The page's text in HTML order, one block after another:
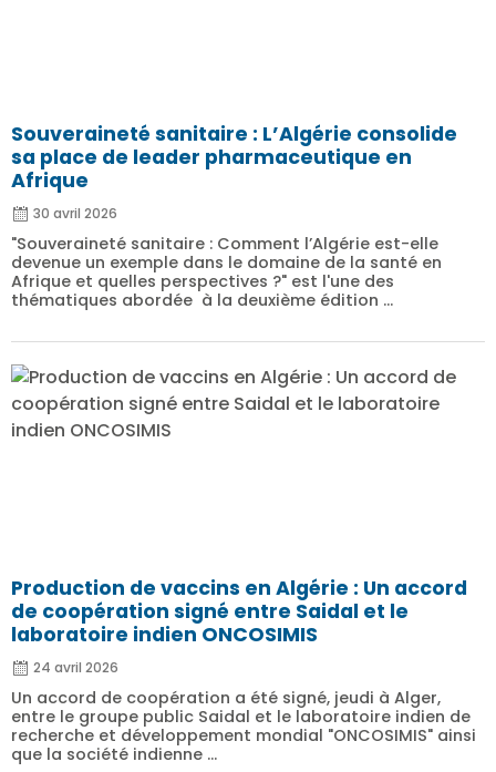
Souveraineté sanitaire : L’Algérie consolide
sa place de leader pharmaceutique en
Afrique
30 avril 2026
"Souveraineté sanitaire : Comment l’Algérie est-elle
devenue un exemple dans le domaine de la santé en
Afrique et quelles perspectives ?" est l'une des
thématiques abordée à la deuxième édition ...
Production de vaccins en Algérie : Un accord
de coopération signé entre Saidal et le
laboratoire indien ONCOSIMIS
24 avril 2026
Un accord de coopération a été signé, jeudi à Alger,
entre le groupe public Saidal et le laboratoire indien de
recherche et développement mondial "ONCOSIMIS" ainsi
que la société indienne ...